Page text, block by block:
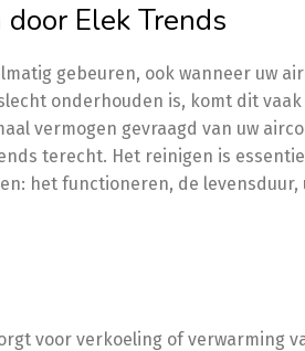
Elek Trends
gebeuren, ook wanneer uw
onderhouden is, komt dit
vermogen gevraagd van uw
terecht. Het reinigen is
het functioneren, de levensduur,
voor verkoeling of verwarming